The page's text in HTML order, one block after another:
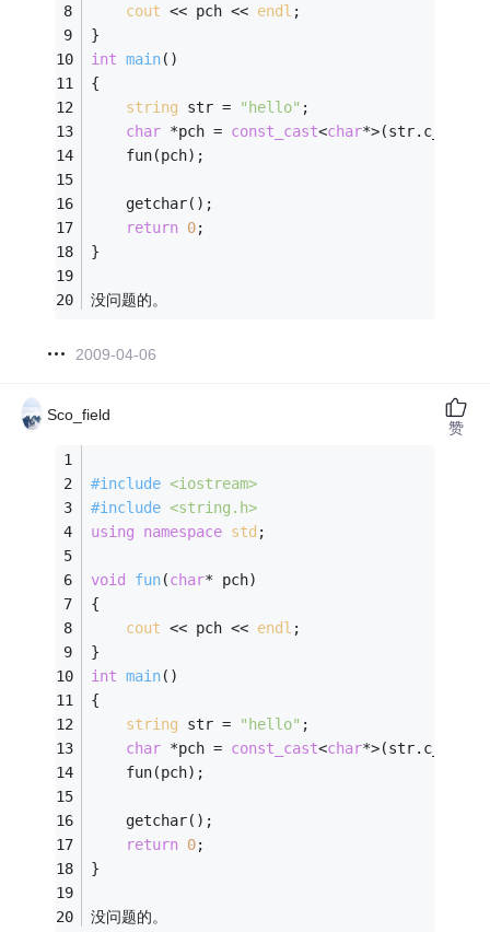
cout << pch << endl ;
}
int main()
{
string str = "hello" ;
char *pch = const_cast<char
    fun(pch);
    getchar();
return 0;
}
没问题的。
2009-04-06
Sco_field
#include <iostream>
#include <string.h>
using
namespace std ;
void fun(char* pch)
{
cout << pch << endl ;
}
int main()
{
string str = "hello" ;
char *pch = const_cast<char
    fun(pch);
    getchar();
return 0;
}
没问题的。
赞